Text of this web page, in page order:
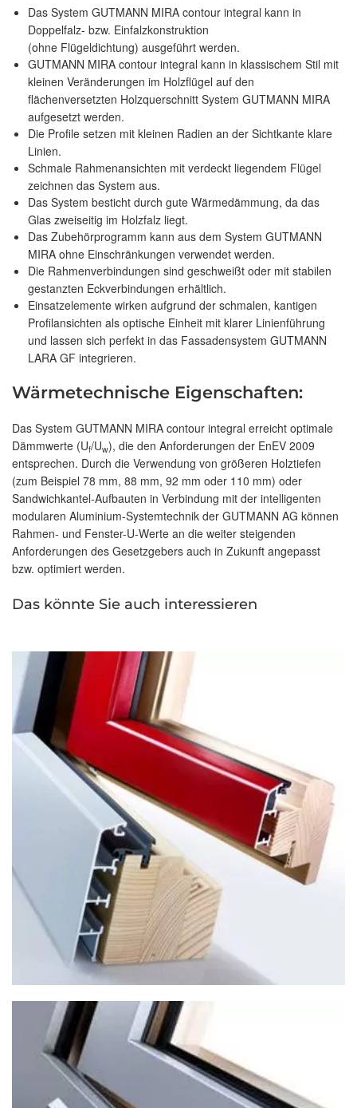
Das System GUTMANN MIRA contour integral kann in
Doppelfalz- bzw. Einfalzkonstruktion
(ohne Flügeldichtung) ausgeführt werden.
GUTMANN MIRA contour integral kann in klassischem Stil mit
kleinen Veränderungen im Holzflügel auf den
flächenversetzten Holzquerschnitt System GUTMANN MIRA
aufgesetzt werden.
Die Profile setzen mit kleinen Radien an der Sichtkante klare
Linien.
Schmale Rahmenansichten mit verdeckt liegendem Flügel
zeichnen das System aus.
Das System besticht durch gute Wärmedämmung, da das
Glas zweiseitig im Holzfalz liegt.
Das Zubehörprogramm kann aus dem System GUTMANN
MIRA ohne Einschränkungen verwendet werden.
Die Rahmenverbindungen sind geschweißt oder mit stabilen
gestanzten Eckverbindungen erhältlich.
Einsatzelemente wirken aufgrund der schmalen, kantigen
Profilansichten als optische Einheit mit klarer Linienführung
und lassen sich perfekt in das Fassadensystem GUTMANN
LARA GF integrieren.
Wärmetechnische Eigenschaften:
Das System GUTMANN MIRA contour integral erreicht optimale
Dämmwerte (Uf/Uw), die den Anforderungen der EnEV 2009
entsprechen. Durch die Verwendung von größeren Holztiefen
(zum Beispiel 78 mm, 88 mm, 92 mm oder 110 mm) oder
Sandwichkantel-Aufbauten in Verbindung mit der intelligenten
modularen Aluminium-Systemtechnik der GUTMANN AG können
Rahmen- und Fenster-U-Werte an die weiter steigenden
Anforderungen des Gesetzgebers auch in Zukunft angepasst
bzw. optimiert werden.
Das könnte Sie auch interessieren